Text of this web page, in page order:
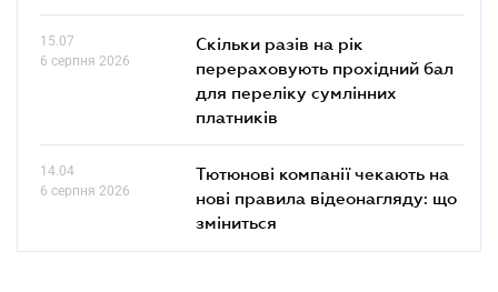
15.07
6 серпня 2026
Скільки разів на рік
перераховують прохідний бал
для переліку сумлінних
платників
14.04
6 серпня 2026
Тютюнові компанії чекають на
нові правила відеонагляду: що
зміниться